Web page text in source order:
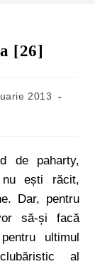
[26]
2013
de paharty,
ești răcit,
Dar, pentru
să-și facă
ultimul
al